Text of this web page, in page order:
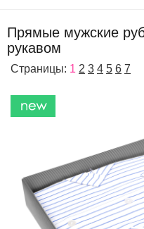
Прямые мужские
рукавом
Страницы: 1 2 3 4 5 6 7